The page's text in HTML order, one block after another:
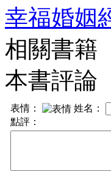
幸福婚姻
相關書籍
本書評論
表情： 姓名：
點評：